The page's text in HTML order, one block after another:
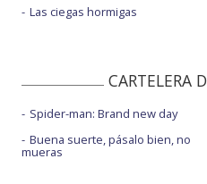
Las ciegas hormigas
CARTELERA
Spider-man: Brand new day
Buena suerte, pásalo bien, no
mueras